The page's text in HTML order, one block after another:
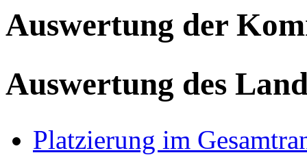
Auswertung der
Auswertung des
Platzierung im